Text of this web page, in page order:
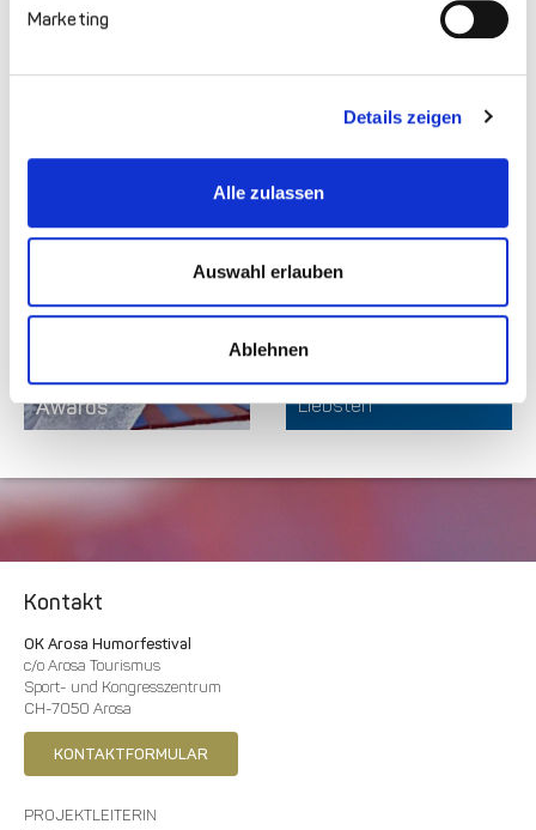
Marketing
Details zeigen
Alle zulassen
Auswahl erlauben
Ablehnen
Awards
Gutschein
Überrasche deine
Liebsten
Kontakt
OK Arosa Humorfestival
c/o Arosa Tourismus
Sport- und Kongresszentrum
CH-7050 Arosa
KONTAKTFORMULAR
PROJEKTLEITERIN